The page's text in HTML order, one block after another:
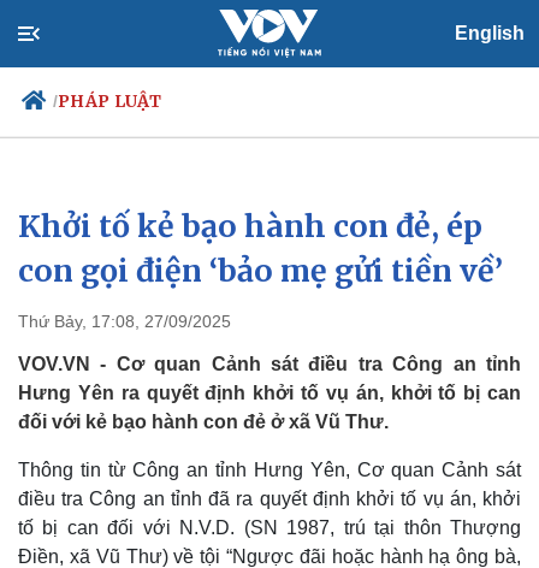
English
/PHÁP LUẬT
Chính trị
Tổ chức nhân sự
Nhận diện sự thật
Xã hội
Dự báo thời tiết
Việc làm
Biển đảo
Khởi tố kẻ bạo hành con đẻ, ép
con gọi điện ‘bảo mẹ gửi tiền về’
Thứ Bảy, 17:08, 27/09/2025
VOV.VN - Cơ quan Cảnh sát điều tra Công an tỉnh
Hưng Yên ra quyết định khởi tố vụ án, khởi tố bị can
đối với kẻ bạo hành con đẻ ở xã Vũ Thư.
Thông tin từ Công an tỉnh Hưng Yên, Cơ quan Cảnh sát
điều tra Công an tỉnh đã ra quyết định khởi tố vụ án, khởi
tố bị can đối với N.V.D. (SN 1987, trú tại thôn Thượng
Điền, xã Vũ Thư) về tội “Ngược đãi hoặc hành hạ ông bà,